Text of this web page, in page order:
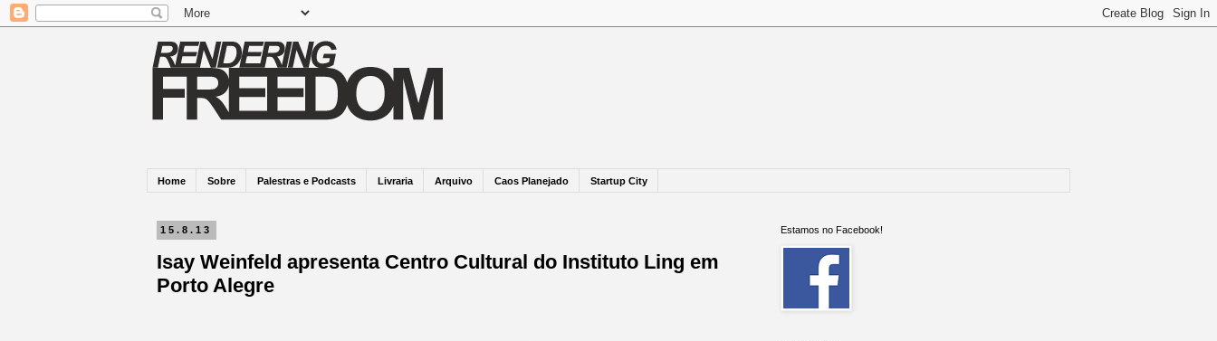
Home Sobre Palestras e Podcasts Livraria Arquivo Caos Planejado Startup City
15.8.13
Isay Weinfeld apresenta Centro Cultural do Instituto Ling em
Porto Alegre
Estamos no Facebook!